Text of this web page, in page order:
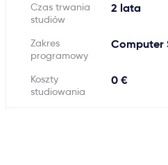
Czas trwania
studiów
2 lata
Zakres
programowy
Computer
Koszty
studiowania
0 €